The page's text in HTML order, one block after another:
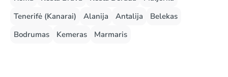
Tenerifė (Kanarai)
Alanija Antalija
Belekas
Bodrumas
Kemeras Marmaris